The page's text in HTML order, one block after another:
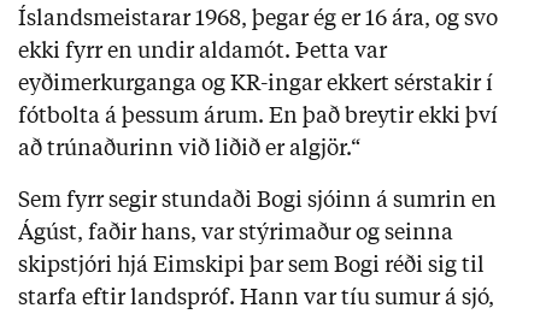
Íslandsmeistarar 1968, þegar ég er 16 ára, og svo
ekki fyrr en undir aldamót. Þetta var
eyðimerkurganga og KR-ingar ekkert sérstakir í
fótbolta á þessum árum. En það breytir ekki því
að trúnaðurinn við liðið er algjör.“
Sem fyrr segir stundaði Bogi sjóinn á sumrin en
Ágúst, faðir hans, var stýrimaður og seinna
skipstjóri hjá Eimskipi þar sem Bogi réði sig til
starfa eftir landspróf. Hann var tíu sumur á sjó,